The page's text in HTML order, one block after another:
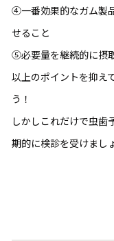
④一番効果的なガム製
せること
⑤必要量を継続的に摂
以上のポイントを抑え
う！
しかしこれだけで虫歯
期的に検診を受けまし